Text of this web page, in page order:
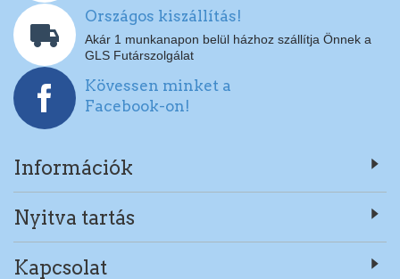
Országos kiszállítás!
Akár 1 munkanapon belül házhoz szállítja Önnek a
GLS Futárszolgálat
Kövessen minket a
Facebook-on!
Információk
Nyitva tartás
Kapcsolat